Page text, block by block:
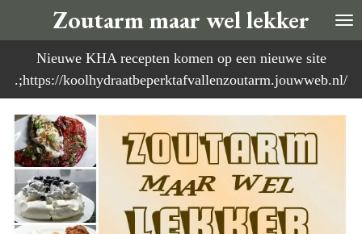
direct
naar
de
Zoutarm maar wel lekker
Nieuwe KHA recepten komen op een nieuwe site
.;https://koolhydraatbeperktafvallenzoutarm.jouwweb.nl/